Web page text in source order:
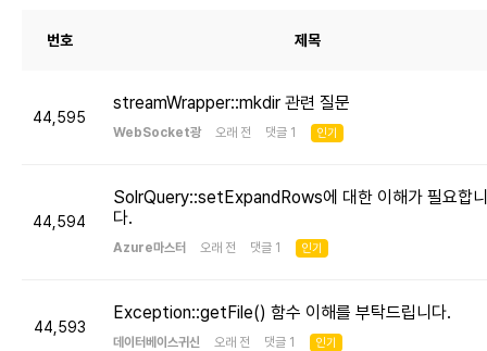
번호 제목
44,595
streamWrapper::mkdir 관련 질문
WebSocket광 오래 전 댓글 1 인기
44,594
SolrQuery::setExpandRows에 대한 이해가 필요합니
다.
Azure마스터 오래 전 댓글 1 인기
44,593
Exception::getFile() 함수 이해를 부탁드립니다.
데이터베이스귀신 오래 전 댓글 1 인기